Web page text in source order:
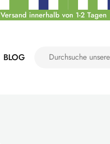
Versand innerhalb von 1-2 Tagen
BLOG